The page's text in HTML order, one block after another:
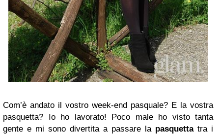
Com’è andato il vostro week-end pasquale? E la vostra
pasquetta? Io ho lavorato! Poco male ho visto tanta
gente e mi sono divertita a passare la pasquettatra i